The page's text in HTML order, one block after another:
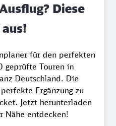
Diese
für den perfekten
geprüfte Touren in
Deutschland. Die
Ergänzung zu
Jetzt herunterladen
Nähe entdecken!